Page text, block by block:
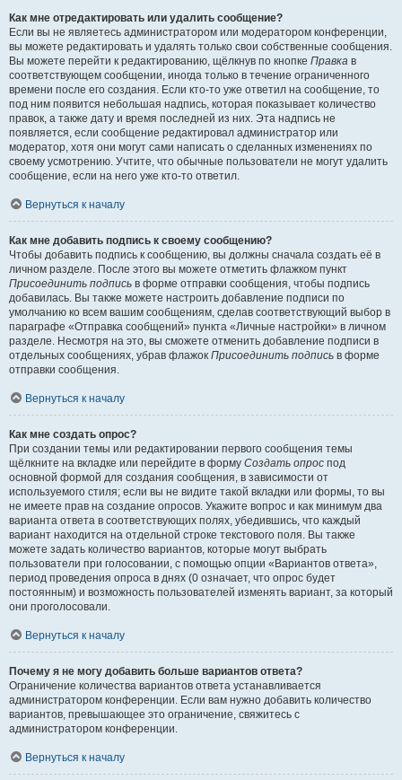
Как мне отредактировать или удалить сообщение?
Если вы не являетесь администратором или модератором конференции,
вы можете редактировать и удалять только свои собственные сообщения.
Вы можете перейти к редактированию, щёлкнув по кнопке Правка в
соответствующем сообщении, иногда только в течение ограниченного
времени после его создания. Если кто-то уже ответил на сообщение, то
под ним появится небольшая надпись, которая показывает количество
правок, а также дату и время последней из них. Эта надпись не
появляется, если сообщение редактировал администратор или
модератор, хотя они могут сами написать о сделанных изменениях по
своему усмотрению. Учтите, что обычные пользователи не могут удалить
сообщение, если на него уже кто-то ответил.
Вернуться к началу
Как мне добавить подпись к своему сообщению?
Чтобы добавить подпись к сообщению, вы должны сначала создать её в
личном разделе. После этого вы можете отметить флажком пункт
Присоединить подпись в форме отправки сообщения, чтобы подпись
добавилась. Вы также можете настроить добавление подписи по
умолчанию ко всем вашим сообщениям, сделав соответствующий выбор в
параграфе «Отправка сообщений» пункта «Личные настройки» в личном
разделе. Несмотря на это, вы сможете отменить добавление подписи в
отдельных сообщениях, убрав флажок Присоединить подпись в форме
отправки сообщения.
Вернуться к началу
Как мне создать опрос?
При создании темы или редактировании первого сообщения темы
щёлкните на вкладке или перейдите в форму Создать опрос под
основной формой для создания сообщения, в зависимости от
используемого стиля; если вы не видите такой вкладки или формы, то вы
не имеете прав на создание опросов. Укажите вопрос и как минимум два
варианта ответа в соответствующих полях, убедившись, что каждый
вариант находится на отдельной строке текстового поля. Вы также
можете задать количество вариантов, которые могут выбрать
пользователи при голосовании, с помощью опции «Вариантов ответа»,
период проведения опроса в днях (0 означает, что опрос будет
постоянным) и возможность пользователей изменять вариант, за который
они проголосовали.
Вернуться к началу
Почему я не могу добавить больше вариантов ответа?
Ограничение количества вариантов ответа устанавливается
администратором конференции. Если вам нужно добавить количество
вариантов, превышающее это ограничение, свяжитесь с
администратором конференции.
Вернуться к началу